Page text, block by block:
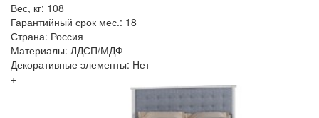
Вес, кг: 108
Гарантийный срок мес.: 18
Страна: Россия
Материалы: ЛДСП/МДФ
Декоративные элементы: Нет
+